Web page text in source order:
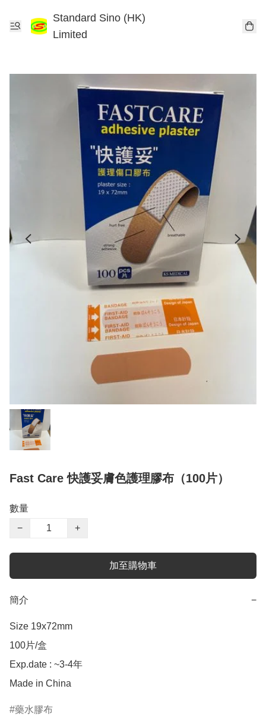
Standard Sino (HK)
Limited
Fast Care 快護妥膚色護理膠布（100片）
數量
−
+
加至購物車
簡介 −
Size 19x72mm
100片/盒
Exp.date : ~3-4年
Made in China
藥水膠布